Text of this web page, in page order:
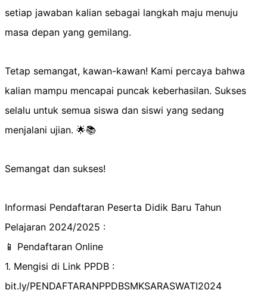
setiap jawaban kalian sebagai langkah maju menuju
masa depan yang gemilang.
Tetap semangat, kawan-kawan! Kami percaya bahwa
kalian mampu mencapai puncak keberhasilan. Sukses
selalu untuk semua siswa dan siswi yang sedang
menjalani ujian. 🌟📚
Semangat dan sukses!
Informasi Pendaftaran Peserta Didik Baru Tahun
Pelajaran 2024/2025 :
📱 Pendaftaran Online
1. Mengisi di Link PPDB :
bit.ly/PENDAFTARANPPDBSMKSARASWATI2024